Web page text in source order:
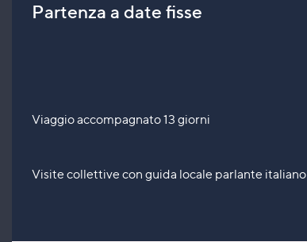
Partenza a date fisse
Viaggio accompagnato 13 giorni
Visite collettive con guida locale parlante italiano